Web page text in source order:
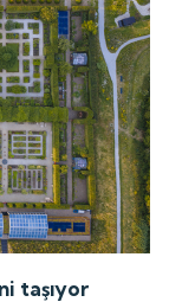
taşıyor